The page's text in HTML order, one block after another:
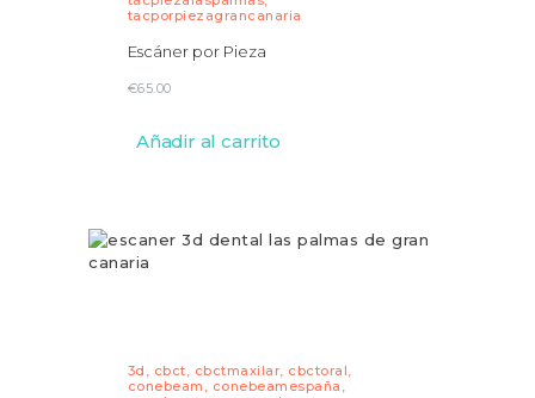
tacporpiezagrancanaria
Escáner por Pieza
€65.00
Añadir al carrito
3d cbct cbctmaxilar cbctoral
conebeam
conebeamespaña